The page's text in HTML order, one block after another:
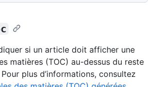
si un article doit afficher une
matières (TOC) au-dessus du reste
plus d’informations, consultez